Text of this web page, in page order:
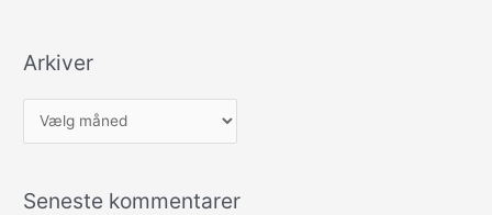
Arkiver
r
iSeneste kommentarer